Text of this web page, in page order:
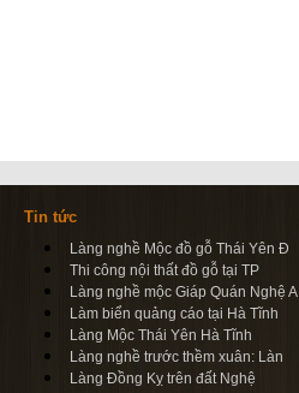
Tin tức
Làng nghề Mộc đồ gỗ Thái Yên Đ
Thi công nội thất đồ gỗ tại TP
Làng nghề mộc Giáp Quán Nghệ A
Làm biển quảng cáo tại Hà Tĩnh
Làng Mộc Thái Yên Hà Tĩnh
Làng nghề trước thềm xuân: Làn
Làng Đồng Kỵ trên đất Nghệ